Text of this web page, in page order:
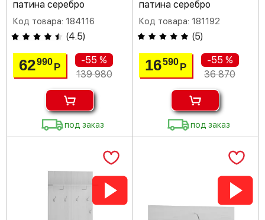
патина серебро
Код товара: 184116
(4.5)
62990Р
-55 %
139 980
под заказ
патина серебро
Код товара: 181192
(5)
16590 Р
-55 %
36 870
под заказ